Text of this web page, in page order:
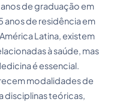
de graduação em
anos de residência em
Latina, existem
à saúde, mas
é essencial.
modalidades de
disciplinas teóricas,